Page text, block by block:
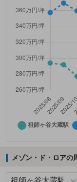
メゾン・ド・ロアの